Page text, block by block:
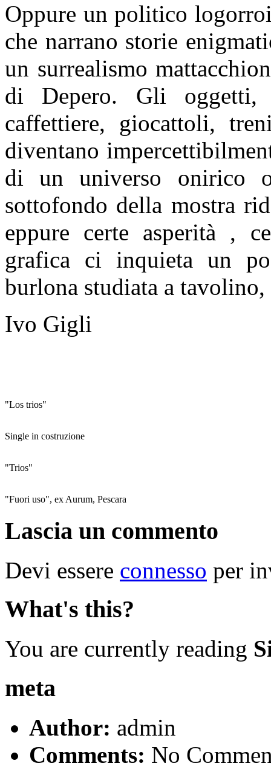
Oppure un politico
che narrano storie
un surrealismo
di Depero. Gli oggetti,
caffettiere, giocattoli,
diventano
di un universo onirico
sottofondo della mostra
eppure certe asperità ,
grafica ci inquieta un
burlona studiata a
Ivo Gigli
"Los trios"
Single in costruzione
"Trios"
"Fuori uso", ex Aurum, Pescara
Lascia un commento
Devi essere connesso per
What's this?
You are currently reading
meta
Author: admin
Comments: No